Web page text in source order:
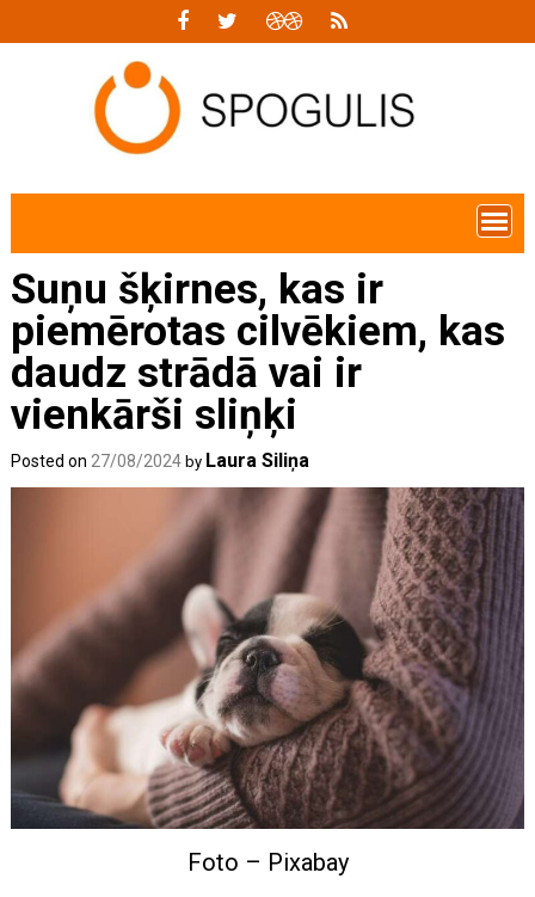
Suņu šķirnes, kas ir
piemērotas cilvēkiem, kas
daudz strādā vai ir
vienkārši sliņķi
Posted on 27/08/2024 by Laura Siliņa
Foto – Pixabay